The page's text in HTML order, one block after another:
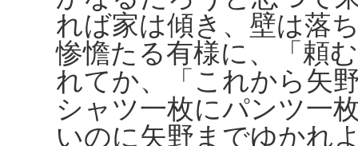
れば家は傾き、壁は落
惨憺たる有様に、「頼
れてか、「これから矢
シャツ一枚にパンツ一
いのに矢野までゆかれ